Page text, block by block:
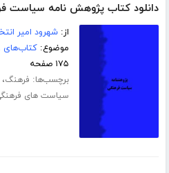
دانلود کتاب پژوهش نامه سیاست
از:شهرود امیر
موضوع:کتاب‌های
۱۷۵ صفحه
برچسب‌ها: فرهنگ
سیاست های